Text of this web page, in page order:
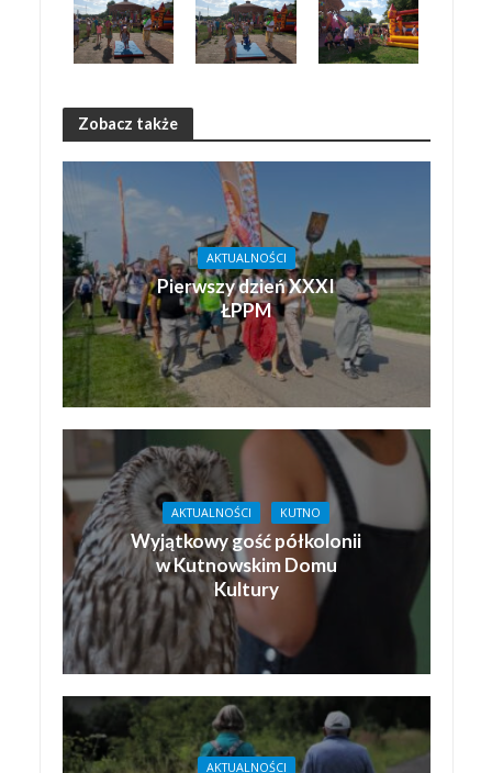
Zobacz także
AKTUALNOŚCI
Pierwszy dzień XXXI
ŁPPM
AKTUALNOŚCI KUTNO
Wyjątkowy gość półkolonii
w Kutnowskim Domu
Kultury
AKTUALNOŚCI